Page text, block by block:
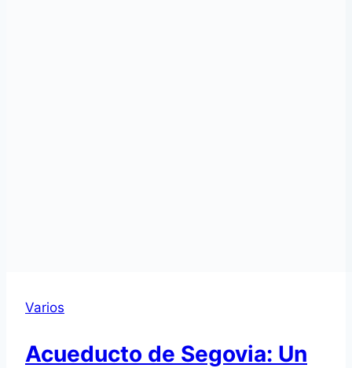
Varios
Acueducto de Segovia: Un